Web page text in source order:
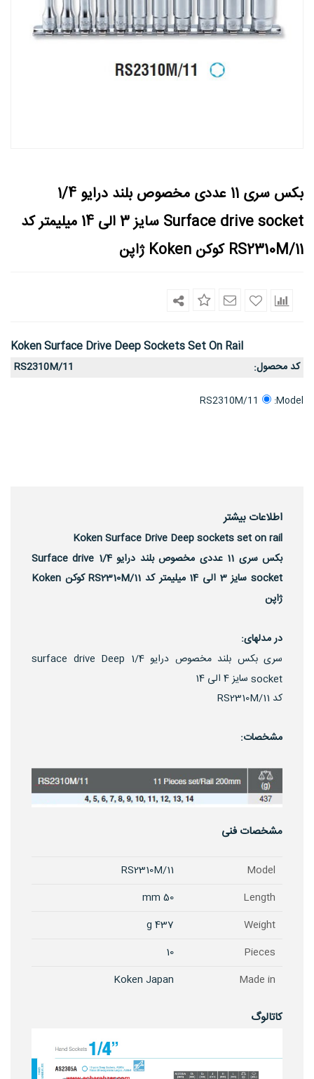
بکس سری 11 عددی مخصوص بلند درایو 1/4
Surface drive socket سایز 3 الی 14 میلیمتر کد
RS2310M/11 کوکن Koken ژاپن
Koken Surface Drive Deep Sockets Set On Rail
کد محصول:
RS2310M/11
Model:
RS2310M/11
اطلاعات بیشتر
Koken Surface Drive Deep sockets set on rail
بکس سری 11 عددی مخصوص بلند درایو 1/4 Surface drive
socket سایز 3 الی 14 میلیمتر کد RS2310M/11 کوکن Koken
ژاپن
در مدلهای:
سری بکس بلند مخصوص درایو 1/4 surface drive Deep
socket سایز 4 الی 14
کد RS2310M/11
مشخصات:
مشخصات فنی
Model
RS2310M/11
Length
50 mm
Weight
437 g
Pieces
10
Made in
Koken Japan
کاتالوگ